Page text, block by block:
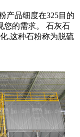
产品细度在325目的
您的需求。 石灰石
,这种石粉称为脱硫